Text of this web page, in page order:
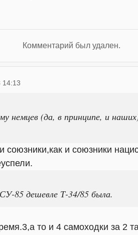
Комментарий был удален.
14:13
немцев (да, в принципе, и
союзники,как и союзники
85 дешевле Т-34/85 была.
то и 4 самоходки за 2